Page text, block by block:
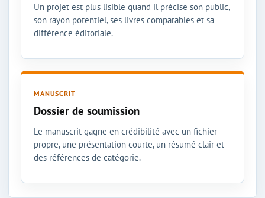
Un projet est plus lisible quand il précise son public,
son rayon potentiel, ses livres comparables et sa
différence éditoriale.
MANUSCRIT
Dossier de soumission
Le manuscrit gagne en crédibilité avec un fichier
propre, une présentation courte, un résumé clair et
des références de catégorie.